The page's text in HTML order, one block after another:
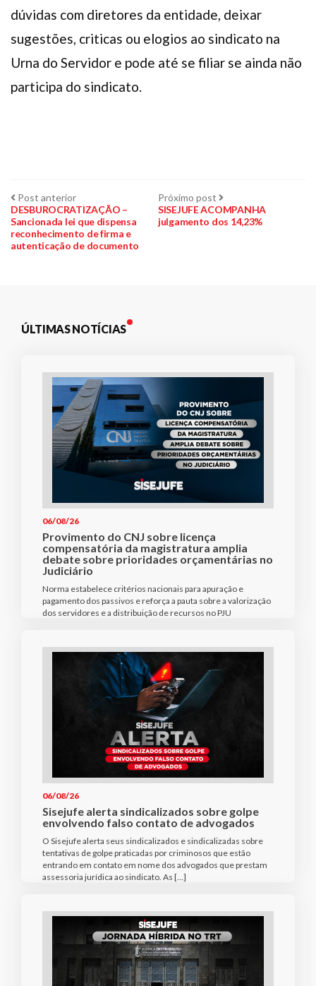
dúvidas com diretores da entidade, deixar
sugestões, criticas ou elogios ao sindicato na
Urna do Servidor e pode até se filiar se ainda não
participa do sindicato.
Navegação
de
Post
Post anteriorPost
anterior:
DESBUROCRATIZAÇÃO –
Sancionada lei que dispensa
reconhecimento de firma e
autenticação de documento
Próximo post Próximo
post:
SISEJUFE ACOMPANHA
julgamento dos 14,23%
ÚLTIMAS NOTÍCIAS
06/08/26
Provimento do CNJ sobre licença
compensatória da magistratura amplia
debate sobre prioridades orçamentárias no
Judiciário
Norma estabelece critérios nacionais para apuração e
pagamento dos passivos e reforça a pauta sobre a valorização
dos servidores e a distribuição de recursos no PJU
06/08/26
Sisejufe alerta sindicalizados sobre golpe
envolvendo falso contato de advogados
O Sisejufe alerta seus sindicalizados e sindicalizadas sobre
tentativas de golpe praticadas por criminosos que estão
entrando em contato em nome dos advogados que prestam
assessoria jurídica ao sindicato. As […]